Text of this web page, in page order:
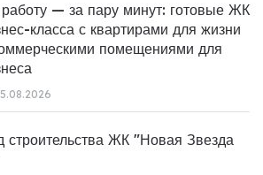
— за пару минут: готовые ЖК
класса с квартирами для жизни
помещениями для
строительства ЖК "Новая Звезда